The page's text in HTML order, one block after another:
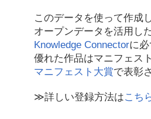
このデータを使って作成
オープンデータを活用し
Knowledge Connectorに必
優れた作品はマニフェス
マニフェスト大賞で表彰
≫詳しい登録方法はこち